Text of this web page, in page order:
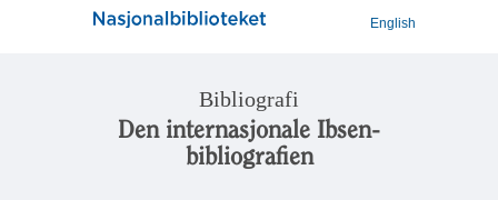
English
Bibliografi
Den internasjonale Ibsen-
bibliografien